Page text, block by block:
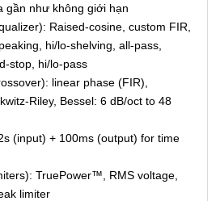
gần như không giới hạn
Raised-cosine, custom FIR,
hi/lo-shelving, all-pass,
stop, hi/lo-pass
linear phase (FIR),
Riley, Bessel: 6 dB/oct to 48
(input) + 100ms (output) for time
TruePower™, RMS voltage,
limiter